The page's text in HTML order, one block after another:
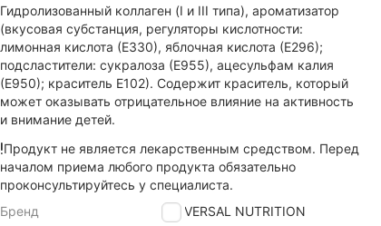
Гидролизованный коллаген (I и III типа), ароматизатор
(вкусовая субстанция, регуляторы кислотности:
лимонная кислота (Е330), яблочная кислота (Е296);
подсластители: сукралоза (Е955), ацесульфам калия
(Е950); краситель Е102). Содержит краситель, который
может оказывать отрицательное влияние на активность
и внимание детей.
Продукт не является лекарственным средством. Перед
началом приема любого продукта обязательно
проконсультируйтесь у специалиста.
Бренд
UNIVERSAL NUTRITION